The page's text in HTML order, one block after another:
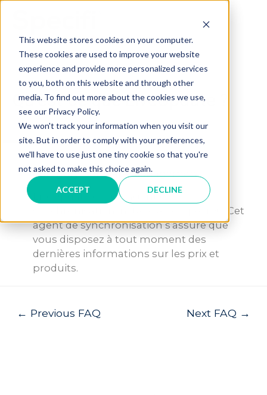
This website stores cookies on your computer.
These cookies are used to improve your website
experience and provide more personalized services
to you, both on this website and through other
media. To find out more about the cookies we use,
see our Privacy Policy.
We won't track your information when you visit our
site. But in order to comply with your preferences,
we'll have to use just one tiny cookie so that you're
not asked to make this choice again.
ACCEPT DECLINE
content
Qu’est-ce que LiveUpdate ?
Qu’est-ce que LiveUpdate ?
Category: Software Management
LiveUpdate est un agent de
synchronisation installé avec Specifi®. Cet
agent de synchronisation s’assure que
vous disposez à tout moment des
dernières informations sur les prix et
produits.
← Previous FAQ Next FAQ →